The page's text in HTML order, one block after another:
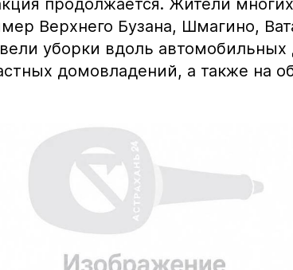
продолжается. Жители
Верхнего Бузана, Шмагино,
уборки вдоль автомобильных
домовладений, а также на